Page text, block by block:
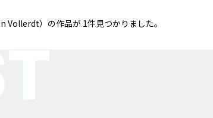
）の作品が 1件見つかりました。